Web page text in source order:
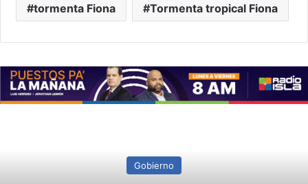
tormenta Fiona Tormenta tropical Fiona
Gobierno